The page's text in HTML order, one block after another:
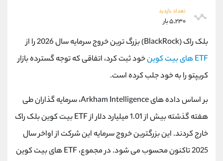
تعداد بازدید
۵,۲۳۰ بار
بلک راک (BlackRock) بزرگ ترین خروج سرمایه سال 2026 را از
ETF های بیت کوین
خود ثبت کرد، اتفاقی که توجه گسترده بازار
کریپتو را به خود جلب کرده است.
بر اساس داده های Arkham Intelligence، سرمایه گذاران طی
هفته گذشته بیش از 1.01 میلیارد دلار از ETF بیت کوین بلک راک
خارج کردند. این بزرگترین خروج سرمایه این شرکت از اواخر سال
2025 تاکنون محسوب می شود. در مجموع، ETF های بیت کوین
اطلاعات تماس
تلفن 021-22021030
بدون پیش شماره 90001030
اینستاگرام
کانال بله @alirezamehrabi_official